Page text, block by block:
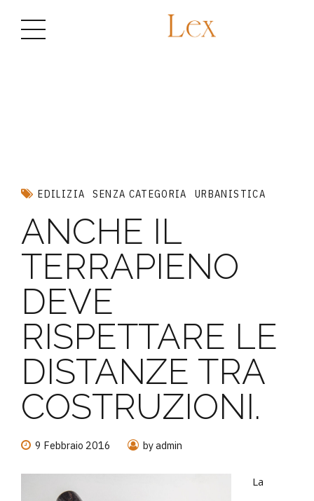
EDILIZIA SENZA CATEGORIA URBANISTICA
ANCHE IL
TERRAPIENO
DEVE
RISPETTARE LE
DISTANZE TRA
COSTRUZIONI.
9 Febbraio 2016 by admin
La